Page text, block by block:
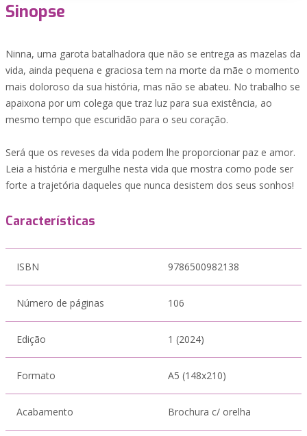
Sinopse
Ninna, uma garota batalhadora que não se entrega as mazelas da
vida, ainda pequena e graciosa tem na morte da mãe o momento
mais doloroso da sua história, mas não se abateu. No trabalho se
apaixona por um colega que traz luz para sua existência, ao
mesmo tempo que escuridão para o seu coração.
Será que os reveses da vida podem lhe proporcionar paz e amor.
Leia a história e mergulhe nesta vida que mostra como pode ser
forte a trajetória daqueles que nunca desistem dos seus sonhos!
Características
ISBN 9786500982138
Número de páginas 106
Edição 1 (2024)
Formato A5 (148x210)
Acabamento Brochura c/ orelha